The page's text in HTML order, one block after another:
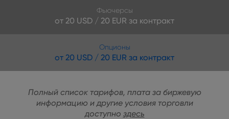
Фьючерсы
от 20 USD / 20 EUR за контракт
Опционы
от 20 USD / 20 EUR за контракт
Полный список тарифов, плата за биржевую
информацию и другие условия торговли
доступно здесь